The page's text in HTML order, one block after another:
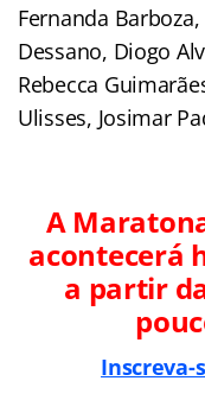
Fernanda
Dessano, Diogo
Rebecca
Ulisses, Josimar
A
acontecerá
a partir